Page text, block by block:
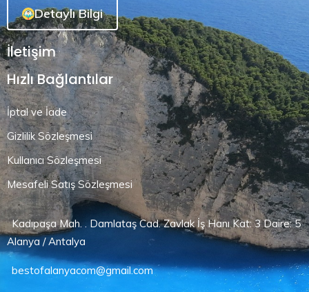
Detaylı Bilgi
İletişim
Hızlı Bağlantılar
İptal ve İade
Gizlilik Sözleşmesi
Kullanıcı Sözleşmesi
Mesafeli Satış Sözleşmesi
Kadıpaşa Mah. . Damlataş Cad. Zavlak İş Hanı Kat: 3 Daire: 5
Alanya / Antalya
bestofalanyacom@gmail.com